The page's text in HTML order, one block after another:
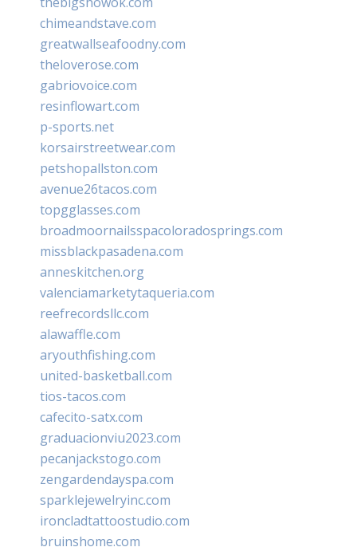
chimeandstave.com
greatwallseafoodny.com
theloverose.com
gabriovoice.com
resinflowart.com
p-sports.net
korsairstreetwear.com
petshopallston.com
avenue26tacos.com
topgglasses.com
broadmoornailsspacoloradosprings.com
missblackpasadena.com
anneskitchen.org
valenciamarketytaqueria.com
reefrecordsllc.com
alawaffle.com
aryouthfishing.com
united-basketball.com
tios-tacos.com
cafecito-satx.com
graduacionviu2023.com
pecanjackstogo.com
zengardendayspa.com
sparklejewelryinc.com
ironcladtattoostudio.com
bruinshome.com